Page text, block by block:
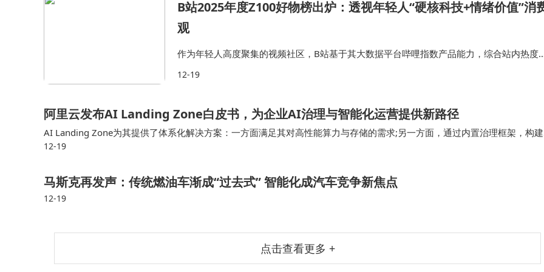
B站2025年度Z100好物榜出炉：透视年轻人“硬核科技+情绪价值”消
观
作为年轻人高度聚集的视频社区，B站基于其大数据平台哔哩指数产品能力，综合站内热度
用户心智影响指标得出榜单，也勾勒出当代年轻人的消费选择。与往年相比，“硬核科技”与“情
12-19
阿里云发布AI Landing Zone白皮书，为企业AI治理与智能化运营提供新路径
AI Landing Zone为其提供了体系化解决方案：一方面满足其对高性能算力与存储的需求;另一方面，通过内置治理框架，构建
了以“安全合规”与“高性能”双轮驱动的 AI 基础设施，为其智能驾驶技术的持续领…
12-19
马斯克再发声：传统燃油车渐成“过去式” 智能化成汽车竞争新焦点
12-19
点击查看更多 +